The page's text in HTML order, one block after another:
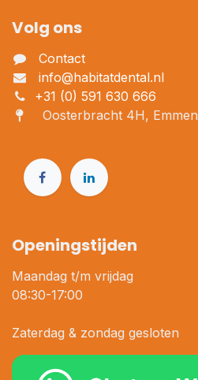
Volg ons
Contact
info@habitatdental.nl
+31 (0) 591 630 666
Oosterbracht 4H, Emmen
Openingstijden
Maandag t/m vrijdag
08:30-17:00
Zaterdag & zondag gesloten